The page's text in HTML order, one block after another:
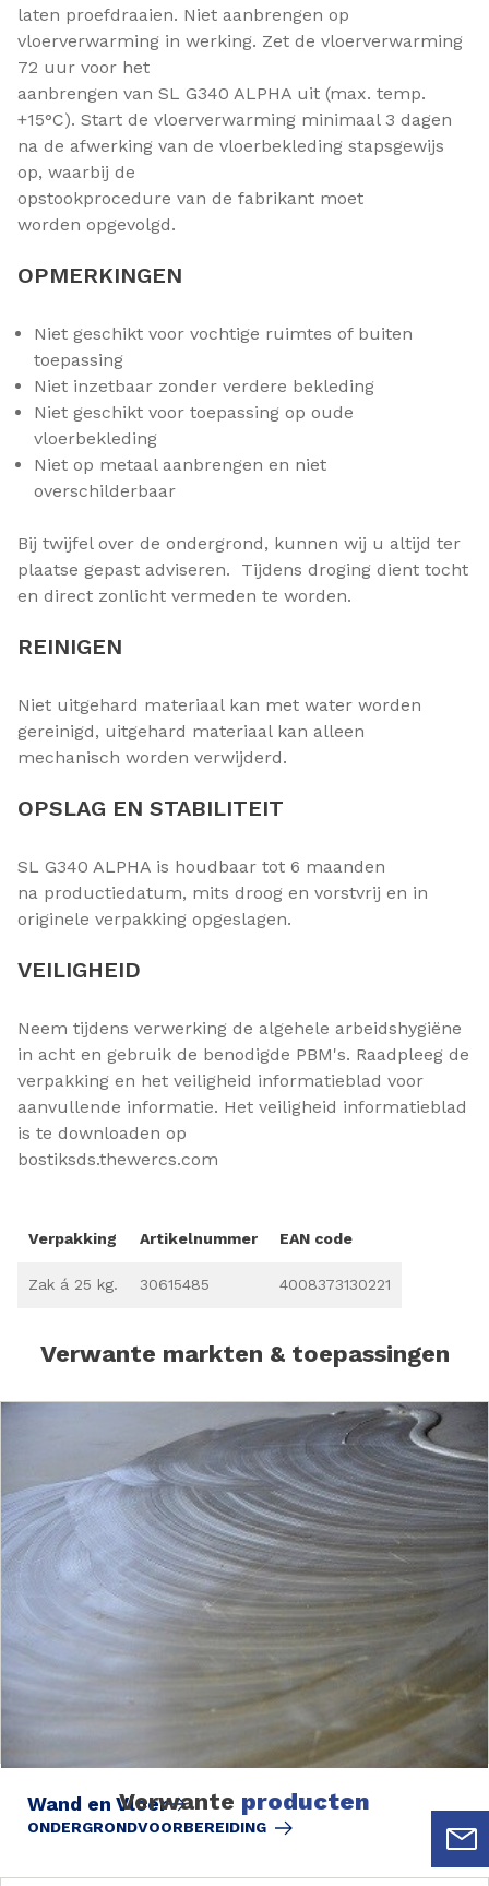
laten proefdraaien. Niet aanbrengen op
vloerverwarming in werking. Zet de vloerverwarming
72 uur voor het
aanbrengen van SL G340 ALPHA uit (max. temp.
+15°C). Start de vloerverwarming minimaal 3 dagen
na de afwerking van de vloerbekleding stapsgewijs
op, waarbij de
opstookprocedure van de fabrikant moet
worden opgevolgd.
OPMERKINGEN
Niet geschikt voor vochtige ruimtes of buiten
toepassing
Niet inzetbaar zonder verdere bekleding
Niet geschikt voor toepassing op oude
vloerbekleding
Niet op metaal aanbrengen en niet
overschilderbaar
Bij twijfel over de ondergrond, kunnen wij u altijd ter
plaatse gepast adviseren. Tijdens droging dient tocht
en direct zonlicht vermeden te worden.
REINIGEN
Niet uitgehard materiaal kan met water worden
gereinigd, uitgehard materiaal kan alleen
mechanisch worden verwijderd.
OPSLAG EN STABILITEIT
SL G340 ALPHA is houdbaar tot 6 maanden
na productiedatum, mits droog en vorstvrij en in
originele verpakking opgeslagen.
VEILIGHEID
Neem tijdens verwerking de algehele arbeidshygiëne
in acht en gebruik de benodigde PBM's. Raadpleeg de
verpakking en het veiligheid informatieblad voor
aanvullende informatie. Het veiligheid informatieblad
is te downloaden op
bostiksds.thewercs.com
Verpakking Artikelnummer EAN code
Zak á 25 kg. 30615485 4008373130221
Verwante markten & toepassingen
Wand en Vloer
ONDERGRONDVOORBEREIDING
Verwante producten